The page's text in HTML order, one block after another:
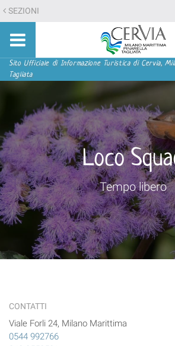
Salta
ai
contenuti.
Salta
alla
navigazione
SEZIONI
Sito
turistico
ufficiale
Cervia,
Milano
Marittima,
Pinarella,
Tagliata
Sezioni
Sito Ufficiale di Informazione Turistica di Cervia,
Tagliata
Loco
Tempo libero
CONTATTI
Viale Forli 24, Milano Marittima
0544 992766
menu